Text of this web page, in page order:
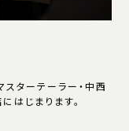
ターテーラー・中西
はじまります。